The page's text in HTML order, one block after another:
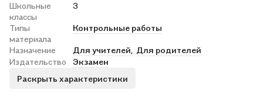
Школьные
классы
3
Типы
материала
Контрольные работы
Назначение Для учителей,
Для родителей
Издательство
Экзамен
Раскрыть характеристики